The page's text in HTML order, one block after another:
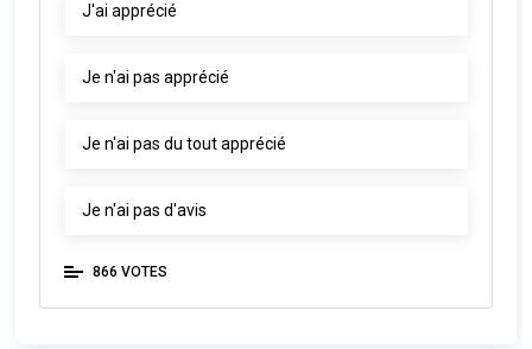
J'ai apprécié
Je n'ai pas apprécié
Je n'ai pas du tout apprécié
Je n'ai pas d'avis
866 VOTES